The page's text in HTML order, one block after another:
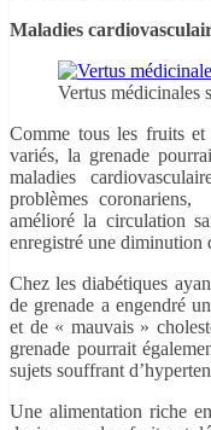
Maladies
Vertus médicinales
Comme tous les fruits
variés, la grenade
maladies
problèmes
amélioré la circulation
enregistré une diminution
Chez les diabétiques
de grenade a engendré
et de « mauvais »
grenade pourrait
sujets souffrant
Une alimentation riche